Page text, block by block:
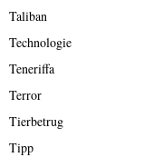
Taliban
Technologie
Teneriffa
Terror
Tierbetrug
Tipp